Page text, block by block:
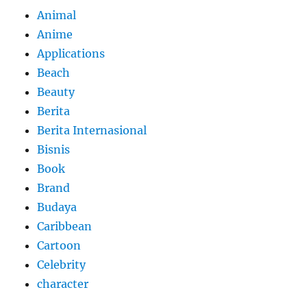
Animal
Anime
Applications
Beach
Beauty
Berita
Berita Internasional
Bisnis
Book
Brand
Budaya
Caribbean
Cartoon
Celebrity
character